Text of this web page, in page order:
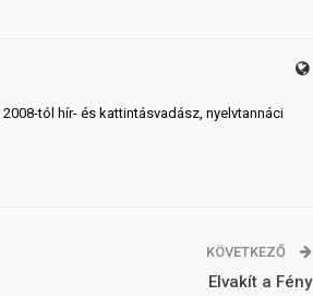
tól hír- és kattintásvadász, nyelvtannáci
KÖVETKEZŐ
Elvakít a Fény